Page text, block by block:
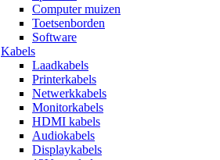
Computer muizen
Toetsenborden
Software
Kabels
Laadkabels
Printerkabels
Netwerkkabels
Monitorkabels
HDMI kabels
Audiokabels
Displaykabels